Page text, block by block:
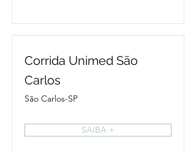
Corrida Unimed São
Carlos
São Carlos-SP
SAIBA +